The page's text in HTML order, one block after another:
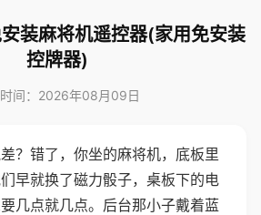
装麻将机遥控器(家用免安装
控牌器)
间：2026年08月09日
？错了，你坐的麻将机，底板里
早就换了磁力骰子，桌板下的电
几点就几点。后台那小子戴着蓝